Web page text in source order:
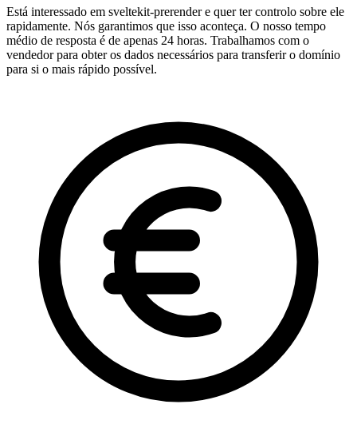
Está interessado em sveltekit-prerender e quer ter controlo sobre ele
rapidamente. Nós garantimos que isso aconteça. O nosso tempo
médio de resposta é de apenas 24 horas. Trabalhamos com o
vendedor para obter os dados necessários para transferir o domínio
para si o mais rápido possível.